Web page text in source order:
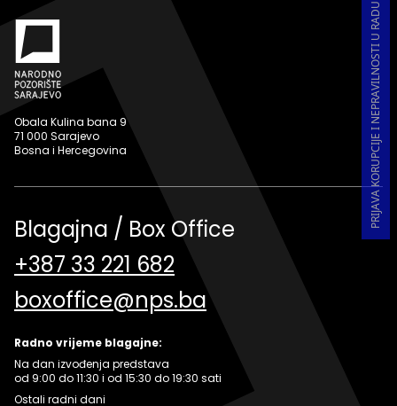
PRIJAVA KORUPCIJE I NEPRAVILNOSTI U RADU
Obala Kulina bana 9
71 000 Sarajevo
Bosna i Hercegovina
Blagajna / Box Office
+387 33 221 682
boxoffice@nps.ba
Radno vrijeme blagajne:
Na dan izvođenja predstava
od 9:00 do 11:30 i od 15:30 do 19:30 sati
Ostali radni dani